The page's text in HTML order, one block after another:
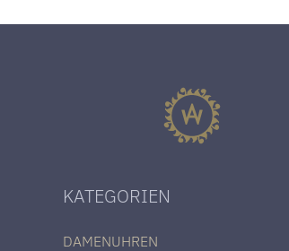
KATEGORIEN
DAMENUHREN